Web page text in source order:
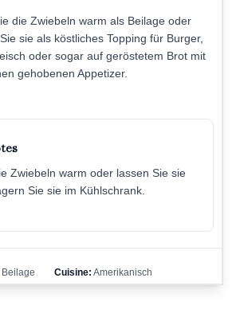
die Zwiebeln warm als Beilage oder
sie als köstliches Topping für Burger,
oder sogar auf geröstetem Brot mit
gehobenen Appetizer.
Zwiebeln warm oder lassen Sie sie
Sie sie im Kühlschrank.
Beilage Cuisine: Amerikanisch